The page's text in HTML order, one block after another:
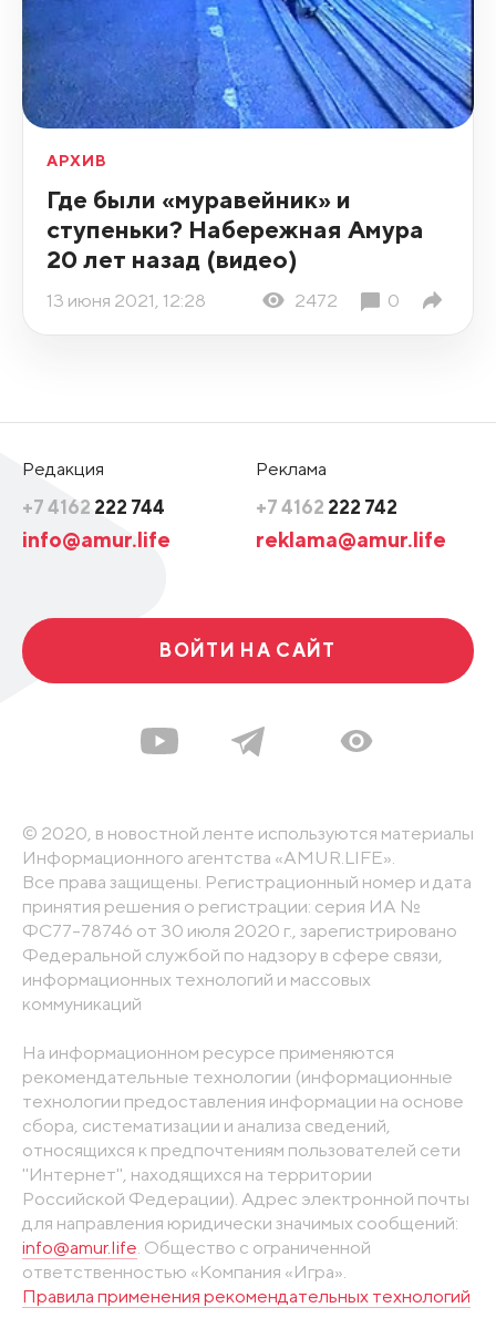
АРХИВ
Где были «муравейник» и
ступеньки? Набережная Амура
20 лет назад (видео)
13 июня 2021, 12:28 2472 0
Редакция
+7 4162 222 744
info@amur.life
Реклама
+7 4162 222 742
reklama@amur.life
ВОЙТИ НА САЙТ
© 2020, в новостной ленте используются материалы
Информационного агентства «AMUR.LIFE».
Все права защищены. Регистрационный номер и дата
принятия решения о регистрации: серия ИА №
ФС77-78746 от 30 июля 2020 г., зарегистрировано
Федеральной службой по надзору в сфере связи,
информационных технологий и массовых
коммуникаций
На информационном ресурсе применяются
рекомендательные технологии (информационные
технологии предоставления информации на основе
сбора, систематизации и анализа сведений,
относящихся к предпочтениям пользователей сети
"Интернет", находящихся на территории
Российской Федерации). Адрес электронной почты
для направления юридически значимых сообщений:
info@amur.life. Общество с ограниченной
ответственностью «Компания «Игра».
Правила применения рекомендательных технологий